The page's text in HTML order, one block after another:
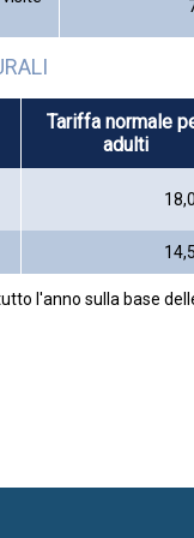
Tariffa normale
adulti
l'anno sulla base